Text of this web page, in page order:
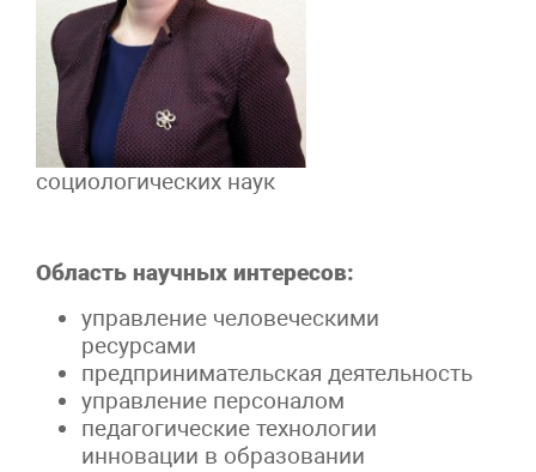
социологических наук
Область научных интересов:
управление человеческими
ресурсами
предпринимательская деятельность
управление персоналом
педагогические технологии
инновации в образовании